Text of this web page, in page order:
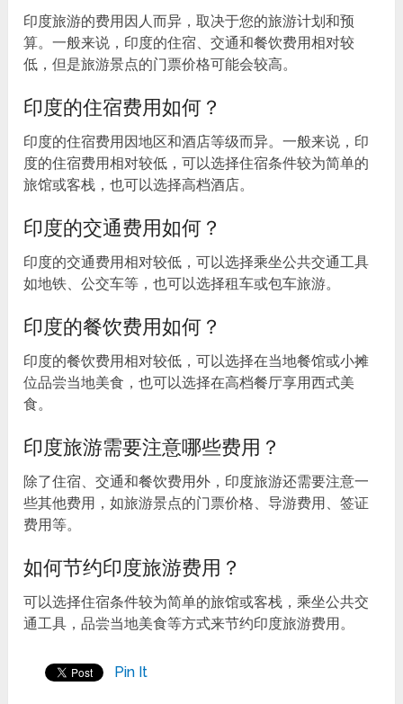
印度旅游的费用因人而异，取决于您的旅游计划和预
算。一般来说，印度的住宿、交通和餐饮费用相对较
低，但是旅游景点的门票价格可能会较高。
印度的住宿费用如何？
印度的住宿费用因地区和酒店等级而异。一般来说，印
度的住宿费用相对较低，可以选择住宿条件较为简单的
旅馆或客栈，也可以选择高档酒店。
印度的交通费用如何？
印度的交通费用相对较低，可以选择乘坐公共交通工具
如地铁、公交车等，也可以选择租车或包车旅游。
印度的餐饮费用如何？
印度的餐饮费用相对较低，可以选择在当地餐馆或小摊
位品尝当地美食，也可以选择在高档餐厅享用西式美
食。
印度旅游需要注意哪些费用？
除了住宿、交通和餐饮费用外，印度旅游还需要注意一
些其他费用，如旅游景点的门票价格、导游费用、签证
费用等。
如何节约印度旅游费用？
可以选择住宿条件较为简单的旅馆或客栈，乘坐公共交
通工具，品尝当地美食等方式来节约印度旅游费用。
Pin It